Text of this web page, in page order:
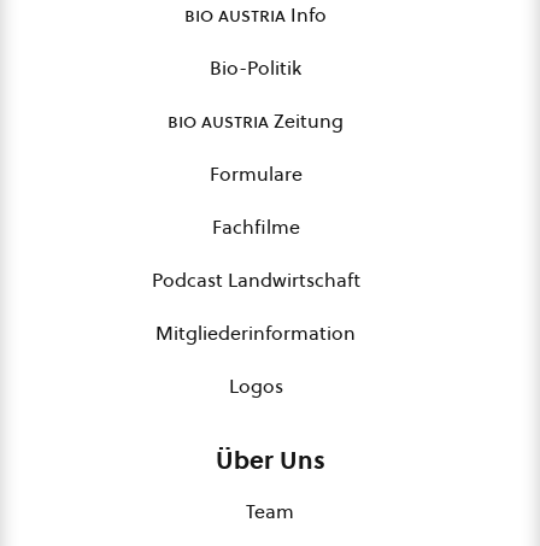
bio austria Info
Bio-Politik
bio austriaZeitung
Formulare
Fachfilme
Podcast Landwirtschaft
Mitgliederinformation
Logos
Über Uns
Team